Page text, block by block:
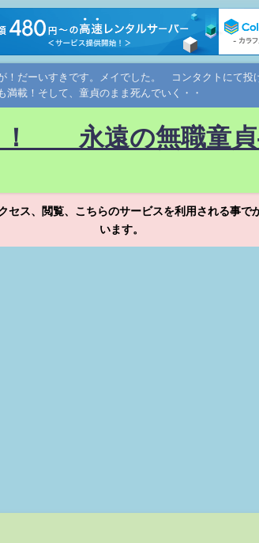
だーいすきです。メイでした。 コンタクトにて
載！そして、童貞のまま死んでいく・・
！ 永遠の無職童
セス、閲覧、こちらのサービスを利用される事
います。